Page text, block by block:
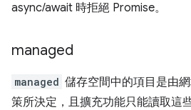
async/await 時拒絕 Promise。
managed
managed 儲存空間中的項目是由
策所決定，且擴充功能只能讀取這